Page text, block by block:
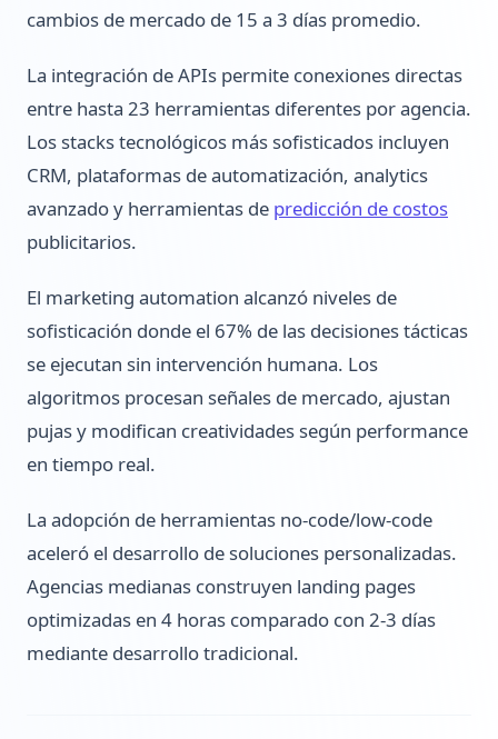
cambios de mercado de 15 a 3 días promedio.
La integración de APIs permite conexiones directas
entre hasta 23 herramientas diferentes por agencia.
Los stacks tecnológicos más sofisticados incluyen
CRM, plataformas de automatización, analytics
avanzado y herramientas de predicción de costos
publicitarios.
El marketing automation alcanzó niveles de
sofisticación donde el 67% de las decisiones tácticas
se ejecutan sin intervención humana. Los
algoritmos procesan señales de mercado, ajustan
pujas y modifican creatividades según performance
en tiempo real.
La adopción de herramientas no-code/low-code
aceleró el desarrollo de soluciones personalizadas.
Agencias medianas construyen landing pages
optimizadas en 4 horas comparado con 2-3 días
mediante desarrollo tradicional.